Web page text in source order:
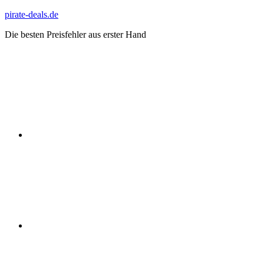
Zum
springen
pirate-deals.de
Die besten Preisfehler aus erster Hand